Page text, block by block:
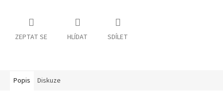
ZEPTAT SE HLÍDAT SDÍLET
Popis Diskuze